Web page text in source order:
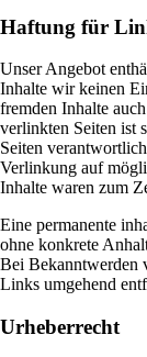
Haftung für
Unser Angebot
Inhalte wir keinen
fremden Inhalte
verlinkten Seiten ist
Seiten
Verlinkung auf
Inhalte waren zum
Eine permanente
ohne konkrete
Bei Bekanntwerden
Links umgehend
Urheberrecht